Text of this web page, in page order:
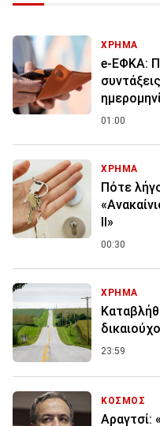
ΧΡΗΜΑ
e-ΕΦΚΑ:
01:00
ΧΡΗΜΑ
Πότε
ΙΙ»
00:30
ΧΡΗΜΑ
23:59
ΚΟΣΜΟΣ
Αραγτσί: